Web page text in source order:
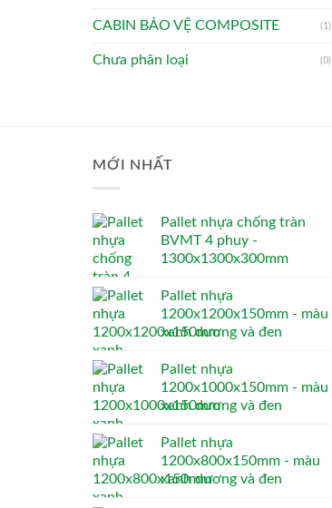
CABIN BẢO VỆ COMPOSITE (1)
Chưa phân loại (0)
MỚI NHẤT
Pallet nhựa chống tràn
BVMT 4 phuy -
1300x1300x300mm
Pallet nhựa
1200x1200x150mm - màu
xanh dương và đen
Pallet nhựa
1200x1000x150mm - màu
xanh dương và đen
Pallet nhựa
1200x800x150mm - màu
xanh dương và đen